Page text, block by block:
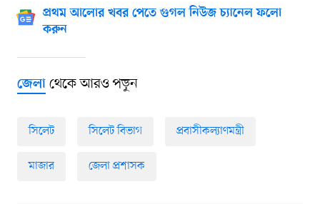
প্রথম আলোর খবর পেতে গুগল নিউজ চ্যানেল ফলো
করুন
জেলাথেকে আরও পড়ুন
সিলেট সিলেট বিভাগ প্রবাসীকল্যাণমন্ত্রী
মাজার জেলা প্রশাসক